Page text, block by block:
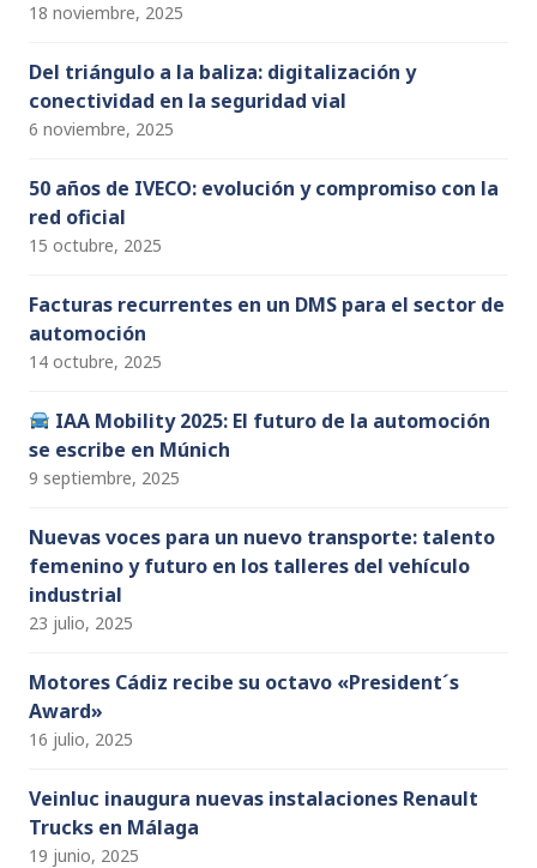
18 noviembre, 2025
Del triángulo a la baliza: digitalización y
conectividad en la seguridad vial
6 noviembre, 2025
50 años de IVECO: evolución y compromiso con la
red oficial
15 octubre, 2025
Facturas recurrentes en un DMS para el sector de
automoción
14 octubre, 2025
IAA Mobility 2025: El futuro de la automoción
se escribe en Múnich
9 septiembre, 2025
Nuevas voces para un nuevo transporte: talento
femenino y futuro en los talleres del vehículo
industrial
23 julio, 2025
Motores Cádiz recibe su octavo «President´s
Award»
16 julio, 2025
Veinluc inaugura nuevas instalaciones Renault
Trucks en Málaga
19 junio, 2025